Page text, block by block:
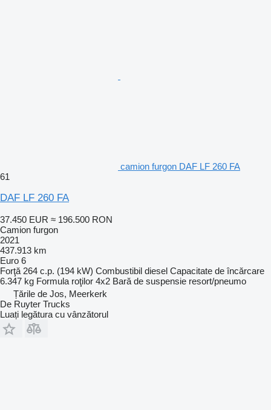
camion furgon DAF LF 260 FA
61
DAF LF 260 FA
37.450 EUR ≈ 196.500 RON
Camion furgon
2021
437.913 km
Euro 6
Forţă 264 c.p. (194 kW) Combustibil diesel Capacitate de încărcare
6.347 kg Formula roţilor 4x2 Bară de suspensie resort/pneumo
Țările de Jos, Meerkerk
De Ruyter Trucks
Luați legătura cu vânzătorul